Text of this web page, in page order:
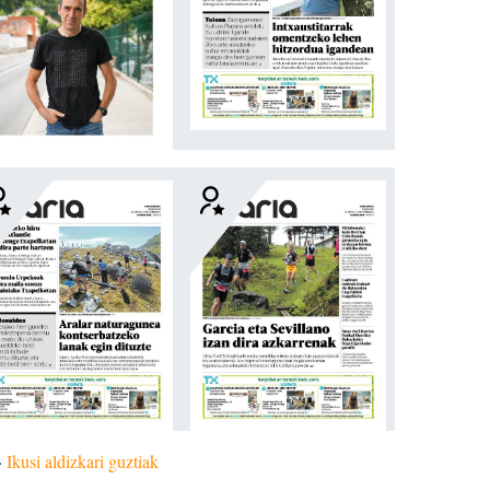
Ikusi aldizkari guztiak